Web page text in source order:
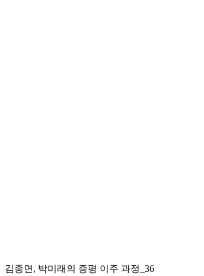
김종면, 박미래의 증평 이주 과정_36